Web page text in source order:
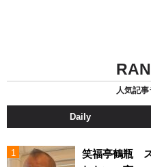
人気記
Daily
笑福亭鶴瓶